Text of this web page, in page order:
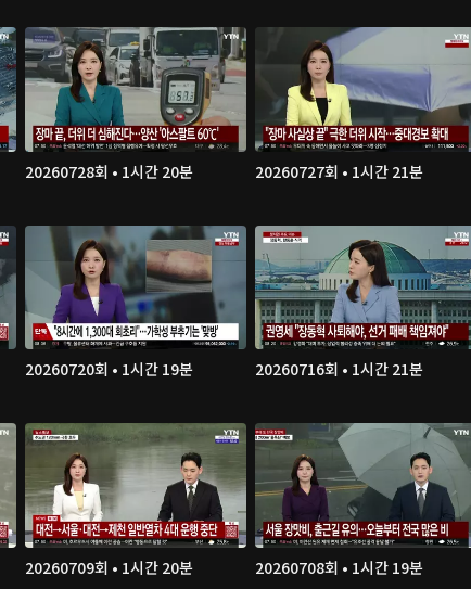
20260728회 • 1시간 20분 20260727회 • 1시간 21분
20260720회 • 1시간 19분 20260716회 • 1시간 21분
20260709회 • 1시간 20분 20260708회 • 1시간 19분